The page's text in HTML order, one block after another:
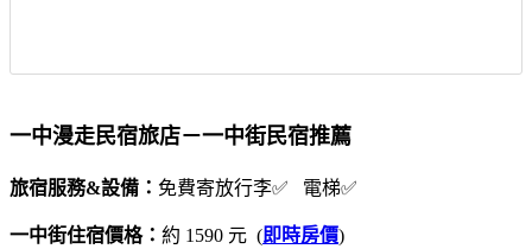
一中漫走民宿旅店－一中街民宿推薦
旅宿服務&設備： 免費寄放行李✅ 電梯✅
一中街住宿價格： 約 1590 元 (即時房價)